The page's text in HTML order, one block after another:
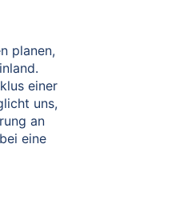
planen,
einer
uns,
an
eine